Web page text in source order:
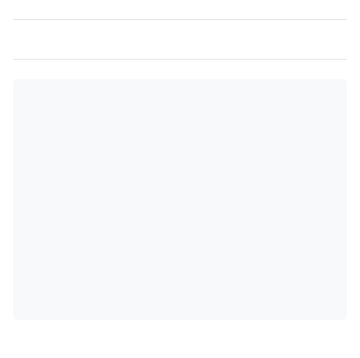
na República. Nela não consta o PGJ como
municipais em face da Carta Estadual.